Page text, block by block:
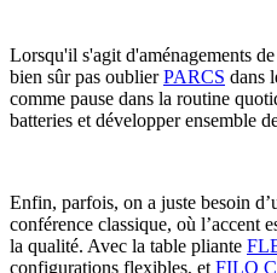
Lorsqu'il s'agit d'aménagements
bien sûr pas oublierPARCS dans
comme pause dans la routine
batteries et développer ensemble
Enfin, parfois, on a juste besoin
conférence classique, où l’accent
la qualité. Avec la table pliante
configurations flexibles, et FILO